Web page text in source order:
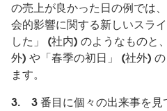
の売上が良かった日の例では
会的影響に関する新しいスラ
した」 (社内) のようなものと
外) や「春季の初日」 (社外)
ます。
3.3 番目に個々の出来事を